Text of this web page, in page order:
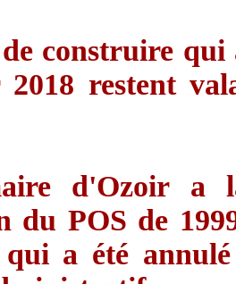
construire qui
restent
d'Ozoir a
du POS de
qui a été